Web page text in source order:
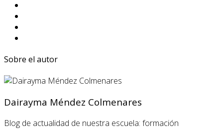
Sobre el autor
Dairayma Méndez Colmenares
Blog de actualidad de nuestra escuela: formación